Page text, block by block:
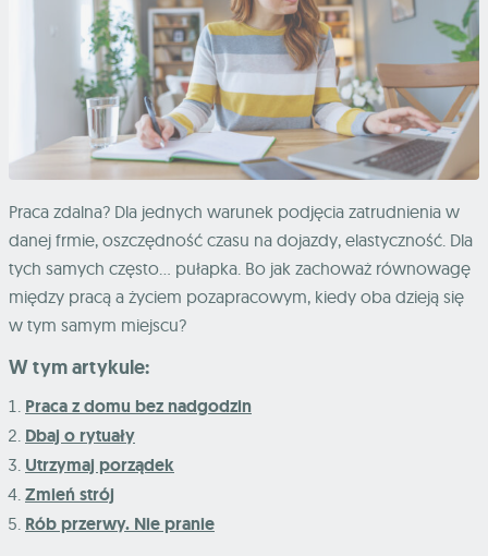
Praca zdalna? Dla jednych warunek podjęcia zatrudnienia w
danej frmie, oszczędność czasu na dojazdy, elastyczność. Dla
tych samych często… pułapka. Bo jak zachoważ równowagę
między pracą a życiem pozapracowym, kiedy oba dzieją się
w tym samym miejscu?
W tym artykule:
Praca z domu bez nadgodzin
Dbaj o rytuały
Utrzymaj porządek
Zmień strój
Rób przerwy. Nie pranie